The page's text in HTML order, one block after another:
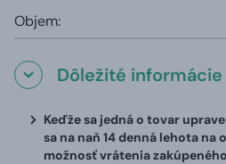
Objem:
Dôležité informácie
Keďže sa jedná o tovar
sa na naň 14 denná lehota na
možnosť vrátenia